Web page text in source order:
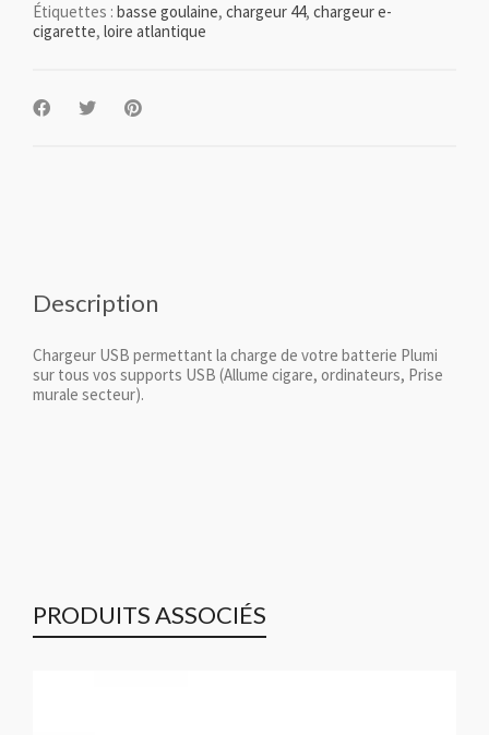
Étiquettes : basse goulaine, chargeur 44, chargeur e-
cigarette, loire atlantique
Description
Chargeur USB permettant la charge de votre batterie Plumi
sur tous vos supports USB (Allume cigare, ordinateurs, Prise
murale secteur).
PRODUITS ASSOCIÉS